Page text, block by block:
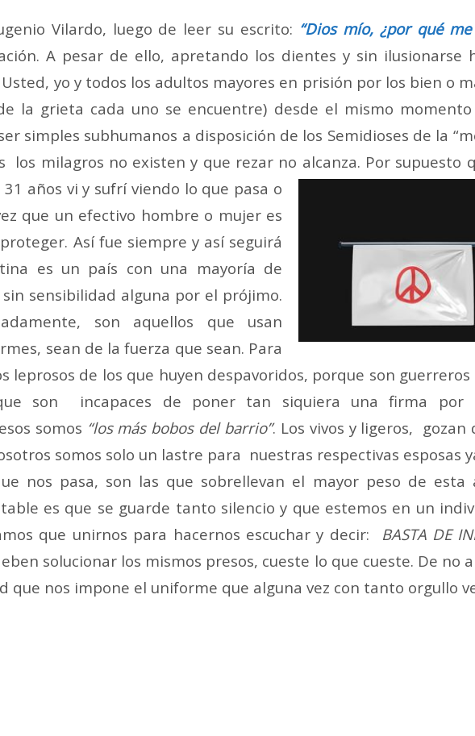
Vilardo, luego de leer su escrito: “Dios mío, ¿por qué
A pesar de ello, apretando los dientes y sin ilusionarse
yo y todos los adultos mayores en prisión por los bien o
la grieta cada uno se encuentre) desde el mismo
ser simples subhumanos a disposición de los Semidioses de la
los milagros no existen y que rezar no alcanza. Por supuesto
años vi y sufrí viendo lo que pasa o
que un efectivo hombre o mujer es
Así fue siempre y así seguirá
es un país con una mayoría de
sensibilidad alguna por el prójimo.
son aquellos que usan
sean de la fuerza que sean. Para
leprosos de los que huyen despavoridos, porque son
son incapaces de poner tan siquiera una firma por
somos “los más bobos del barrio”. Los vivos y ligeros,
somos solo un lastre para nuestras respectivas esposas
nos pasa, son las que sobrellevan el mayor peso de esta
es que se guarde tanto silencio y que estemos en un
que unirnos para hacernos escuchar y decir: BASTA DE
solucionar los mismos presos, cueste lo que cueste. De no
que nos impone el uniforme que alguna vez con tanto orgullo